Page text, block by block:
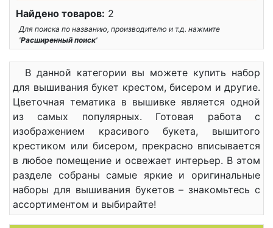
Найдено товаров: 2
Для поиска по названию, производителю и т.д. нажмите
'Расширенный поиск'
В данной категории вы можете купить набор
для вышивания букет крестом, бисером и другие.
Цветочная тематика в вышивке является одной
из самых популярных. Готовая работа с
изображением красивого букета, вышитого
крестиком или бисером, прекрасно вписывается
в любое помещение и освежает интерьер. В этом
разделе собраны самые яркие и оригинальные
наборы для вышивания букетов – знакомьтесь с
ассортиментом и выбирайте!